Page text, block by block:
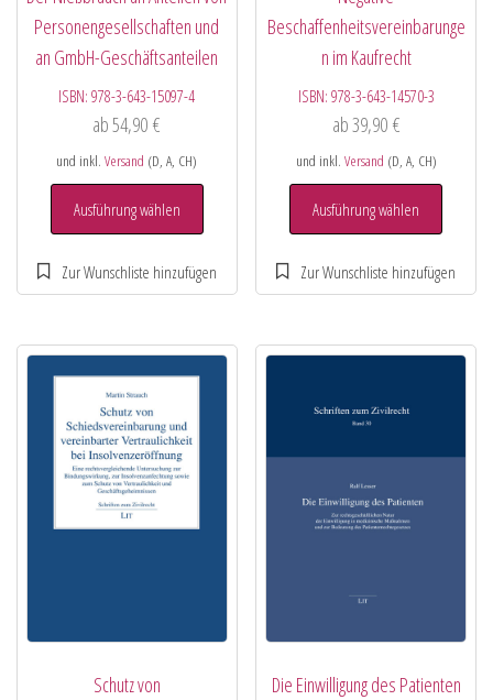
Personengesellschaften und
an GmbH-Geschäftsanteilen
ISBN:978-3-643-15097-4
ab 54,90€
und inkl.Versand (D, A, CH)
Ausführung wählen
Beschaffenheitsvereinbarunge
n im Kaufrecht
ISBN: 978-3-643-14570-3
ab39,90 €
und inkl. Versand (D, A, CH)
Ausführung wählen
Schutz von
Die Einwilligung des Patienten